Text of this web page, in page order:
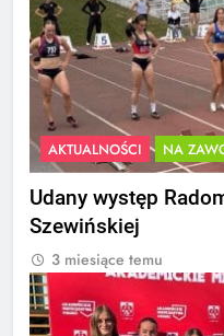
AKTUALNOŚCI NA
Udany występ
Szewińskiej
3 miesiące temu